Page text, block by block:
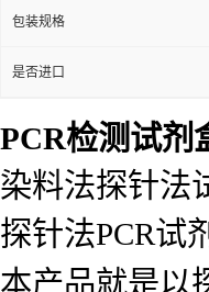
包装规格
是否进口
PCR检测试剂
染料法探针法
探针法PCR试
本产品就是以